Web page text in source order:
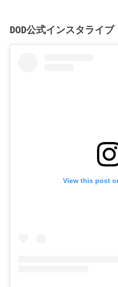
DOD公式インスタライブ
View this post